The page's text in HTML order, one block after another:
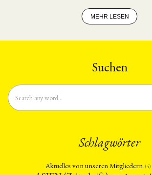
MEHR LESEN
Suchen
Schlagwörter
Aktuelles von unseren Mitgliedern (4)